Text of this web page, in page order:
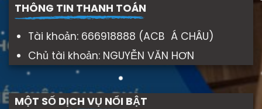
THÔNG TIN THANH TOÁN
Tài khoản: 666918888 (ACB Á CHÂU)
Chủ tài khoản: NGUYỄN VĂN HƠN
MỘT SỐ DỊCH VỤ NỔI BẬT